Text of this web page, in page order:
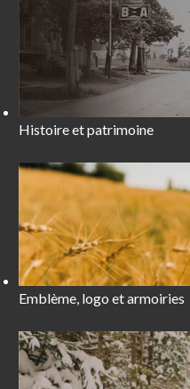
Histoire et patrimoine
Emblème, logo et armoiries